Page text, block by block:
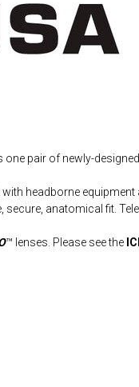
one pair of newly-
headborne
anatomical fit.
™ lenses. Please see the